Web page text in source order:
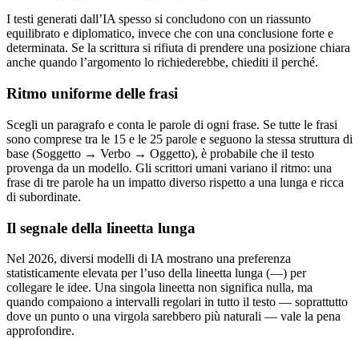
I testi generati dall’IA spesso si concludono con un riassunto
equilibrato e diplomatico, invece che con una conclusione forte e
determinata. Se la scrittura si rifiuta di prendere una posizione chiara
anche quando l’argomento lo richiederebbe, chiediti il perché.
Ritmo uniforme delle frasi
Scegli un paragrafo e conta le parole di ogni frase. Se tutte le frasi
sono comprese tra le 15 e le 25 parole e seguono la stessa struttura di
base (Soggetto → Verbo → Oggetto), è probabile che il testo
provenga da un modello. Gli scrittori umani variano il ritmo: una
frase di tre parole ha un impatto diverso rispetto a una lunga e ricca
di subordinate.
Il segnale della lineetta lunga
Nel 2026, diversi modelli di IA mostrano una preferenza
statisticamente elevata per l’uso della lineetta lunga (—) per
collegare le idee. Una singola lineetta non significa nulla, ma
quando compaiono a intervalli regolari in tutto il testo — soprattutto
dove un punto o una virgola sarebbero più naturali — vale la pena
approfondire.